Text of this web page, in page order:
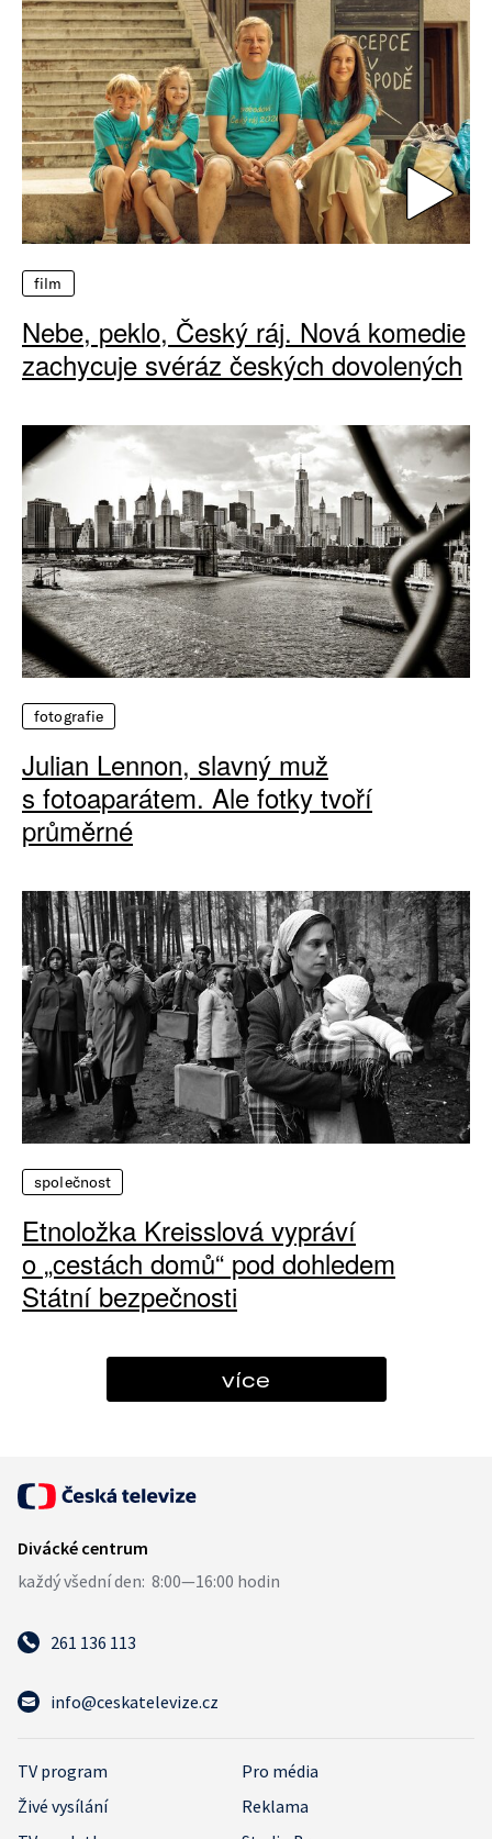
film
Nebe, peklo, Český ráj. Nová komedie
zachycuje svéráz českých dovolených
fotografie
Julian Lennon, slavný muž
s fotoaparátem. Ale fotky tvoří
průměrné
společnost
Etnoložka Kreisslová vypráví
o „cestách domů“ pod dohledem
Státní bezpečnosti
více
261 136 113
info@ceskatelevize.cz
TV program
Pro média
Živé vysílání
Reklama